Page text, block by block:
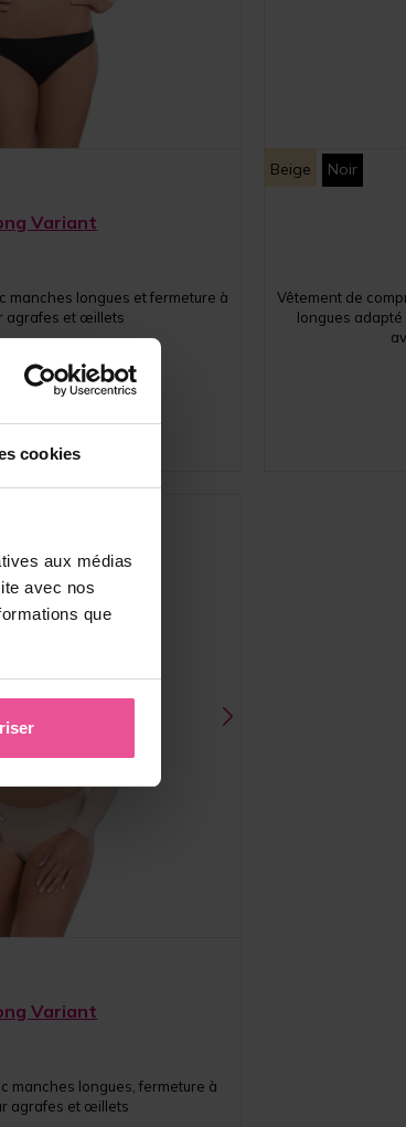
cookies
aux médias
avec nos
que
Variant
manches longues et fermeture à
agrafes et œillets
€
Beige Noir
Vêtement de
longues
Variant
manches longues, fermeture à
agrafes et œillets